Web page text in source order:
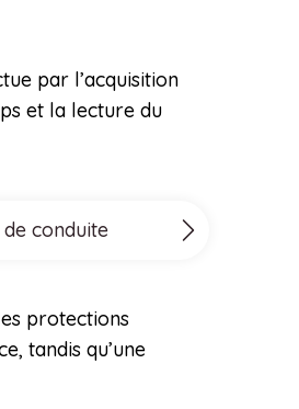
par l’acquisition
et la lecture du
conduite
protections
tandis qu’une